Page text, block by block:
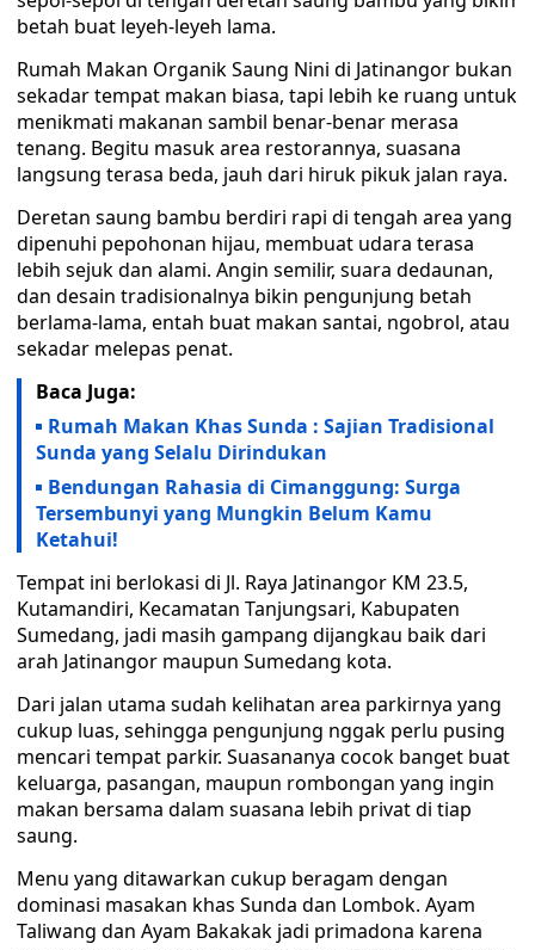
betah buat leyeh-leyeh lama.
Rumah Makan Organik Saung Nini di Jatinangor bukan
sekadar tempat makan biasa, tapi lebih ke ruang untuk
menikmati makanan sambil benar-benar merasa
tenang. Begitu masuk area restorannya, suasana
langsung terasa beda, jauh dari hiruk pikuk jalan raya.
Deretan saung bambu berdiri rapi di tengah area yang
dipenuhi pepohonan hijau, membuat udara terasa
lebih sejuk dan alami. Angin semilir, suara dedaunan,
dan desain tradisionalnya bikin pengunjung betah
berlama-lama, entah buat makan santai, ngobrol, atau
sekadar melepas penat.
Baca Juga:
Rumah Makan Khas Sunda : Sajian Tradisional
Sunda yang Selalu Dirindukan
Bendungan Rahasia di Cimanggung: Surga
Tersembunyi yang Mungkin Belum Kamu
Ketahui!
Tempat ini berlokasi di Jl. Raya Jatinangor KM 23.5,
Kutamandiri, Kecamatan Tanjungsari, Kabupaten
Sumedang, jadi masih gampang dijangkau baik dari
arah Jatinangor maupun Sumedang kota.
Dari jalan utama sudah kelihatan area parkirnya yang
cukup luas, sehingga pengunjung nggak perlu pusing
mencari tempat parkir. Suasananya cocok banget buat
keluarga, pasangan, maupun rombongan yang ingin
makan bersama dalam suasana lebih privat di tiap
saung.
Menu yang ditawarkan cukup beragam dengan
dominasi masakan khas Sunda dan Lombok. Ayam
Taliwang dan Ayam Bakakak jadi primadona karena